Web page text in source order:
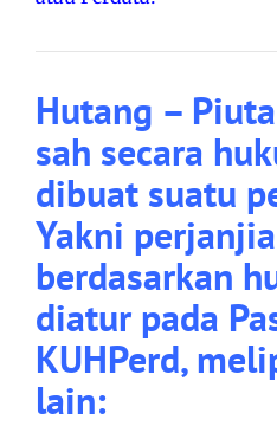
Hutang –
sah secara
dibuat suatu
Yakni
berdasarkan
diatur pada
KUHPerd,
lain: